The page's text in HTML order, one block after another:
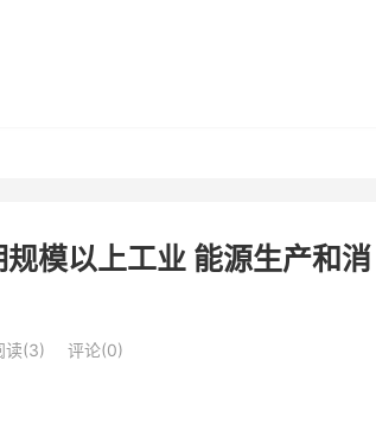
模以上工业 能源生产和消
读(3) 评论(0)